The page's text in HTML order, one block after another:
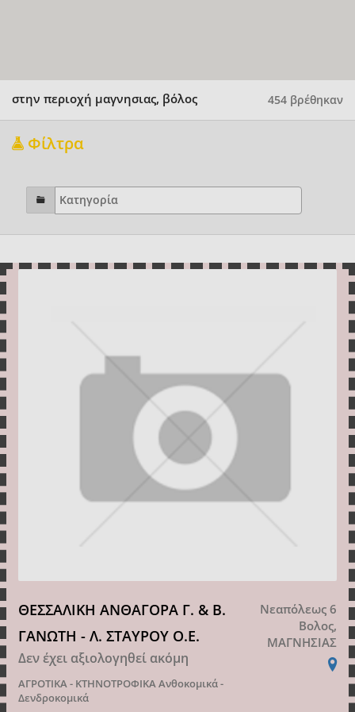
στην περιοχή μαγνησιας, βόλος 454 βρέθηκαν
Φίλτρα
ΘΕΣΣΑΛΙΚΗ ΑΝΘΑΓΟΡΑ Γ. & Β.
ΓΑΝΩΤΗ - Λ. ΣΤΑΥΡΟΥ Ο.Ε.
Δεν έχει αξιολογηθεί ακόμη
ΑΓΡΟΤΙΚΑ - ΚΤΗΝΟΤΡΟΦΙΚΑΑνθοκομικά -
Δενδροκομικά
Νεαπόλεως 6
Βολος,
ΜΑΓΝΗΣΙΑΣ